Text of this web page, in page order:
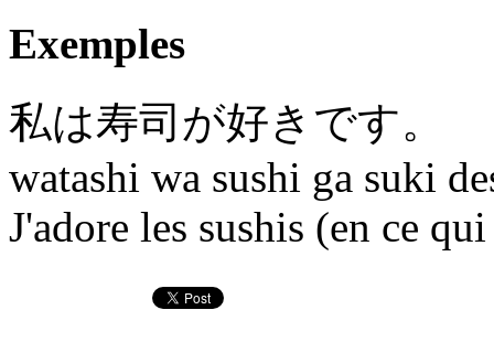
Exemples
私は寿司 が好きです。
watashi wa sushi ga suki
J'adore les sushis (en ce